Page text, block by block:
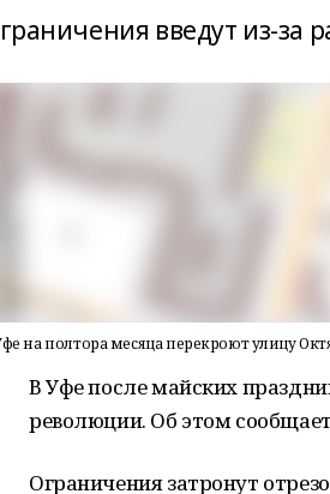
введут из-за
на полтора месяца перекроют улицу
В Уфе после майских
революции. Об этом
Ограничения затронут